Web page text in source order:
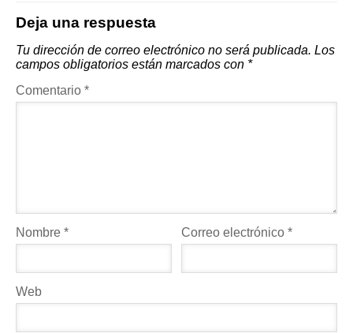
Deja una respuesta
Tu dirección de correo electrónico no será publicada. Los
campos obligatorios están marcados con *
Comentario *
Nombre * Correo electrónico*
Web